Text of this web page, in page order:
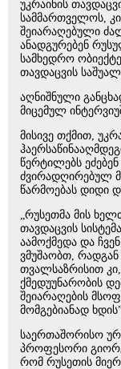
უკრაინის
სამმართველოს,
შეიარაღებული
ანადგურებენ
სამხედრო
თავდაცვის
აღნიშნული
მიცემულ
მისივე თქმით,
წერტილებს ეძებენ
ძვირადღირებულ
წარმოებას დიდი
„რუსეთმა მის
თავდაცვის
აამოქმედა და
ვმუშაობთ,
თვალსაზრისით კი,
ქმედუუნარობის
შეიარაღების
მომგებიანად
საერთაშორისო
პროფესორი
რომ რუსეთის მიერ